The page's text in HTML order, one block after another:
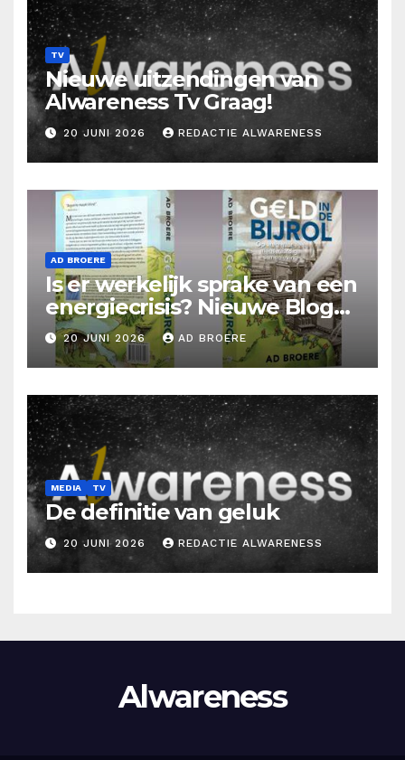
TV
Nieuwe uitzendingen van
Alwareness Tv Graag!
20 JUNI 2026 REDACTIE ALWARENESS
AD BROERE
Is er werkelijk sprake van een
energiecrisis? Nieuwe Blog
Ad Broere
20 JUNI 2026 AD BROERE
MEDIA TV
De definitie van geluk
20 JUNI 2026 REDACTIE ALWARENESS
Alwareness